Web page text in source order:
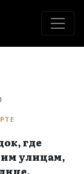
где
улицам,